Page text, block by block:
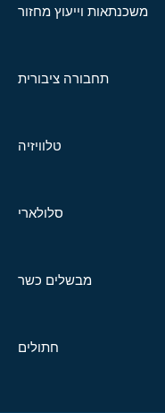
משכנתאות וייעוץ מחזור
תחבורה ציבורית
טלוויזיה
סלולארי
מבשלים כשר
חתולים